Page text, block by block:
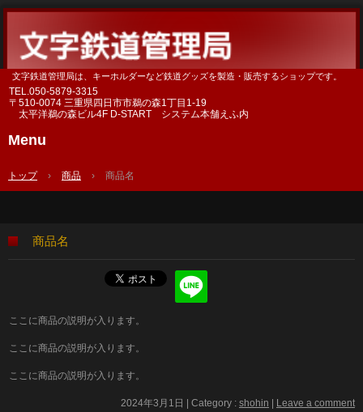
文字鉄道管理局は、キーホルダーなど鉄道グッズを製造・販売するショップです。
TEL.050-5879-3315
〒510-0074 三重県四日市市鵜の森1丁目1-19
太平洋鵜の森ビル4F D-START システム本舗えふ内
Menu
content
トップ › 商品 › 商品名
商品名
ここに商品の説明が入ります。
ここに商品の説明が入ります。
ここに商品の説明が入ります。
2024年3月1日 | Category : shohin | Leave a comment